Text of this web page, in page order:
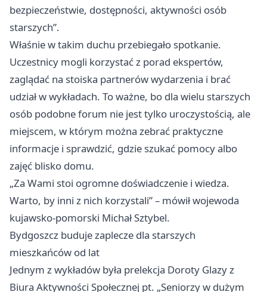
bezpieczeństwie, dostępności, aktywności osób
starszych”.
Właśnie w takim duchu przebiegało spotkanie.
Uczestnicy mogli korzystać z porad ekspertów,
zaglądać na stoiska partnerów wydarzenia i brać
udział w wykładach. To ważne, bo dla wielu starszych
osób podobne forum nie jest tylko uroczystością, ale
miejscem, w którym można zebrać praktyczne
informacje i sprawdzić, gdzie szukać pomocy albo
zajęć blisko domu.
„Za Wami stoi ogromne doświadczenie i wiedza.
Warto, by inni z nich korzystali” – mówił wojewoda
kujawsko-pomorski Michał Sztybel.
Bydgoszcz buduje zaplecze dla starszych
mieszkańców od lat
Jednym z wykładów była prelekcja Doroty Glazy z
Biura Aktywności Społecznej pt. „Seniorzy w dużym